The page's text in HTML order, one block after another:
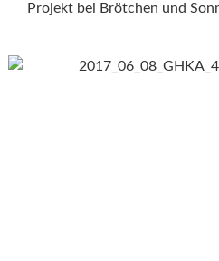
Projekt bei Brötchen und